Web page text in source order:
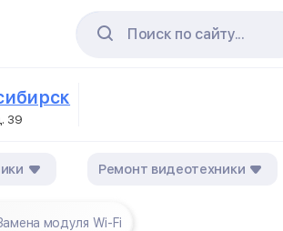
Поиск по сайту...
39
Ремонт видеотехники
модуля Wi-Fi